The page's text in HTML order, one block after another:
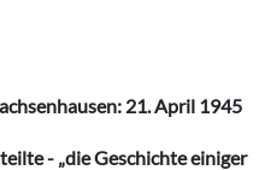
21. April 1945
- „die Geschichte einiger